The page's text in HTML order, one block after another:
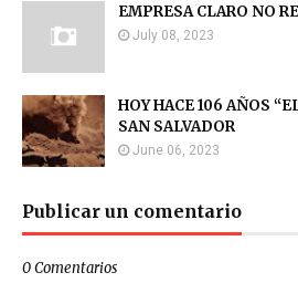
EMPRESA CLARO NO
July 08, 2023
HOY HACE 106 AÑOS
SAN SALVADOR
June 06, 2023
Publicar un comentario
0 Comentarios